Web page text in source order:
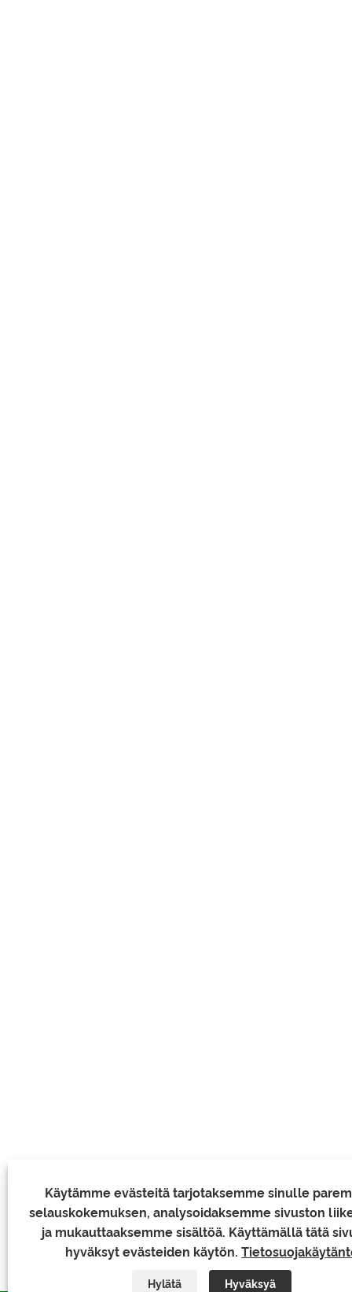
Käytämme evästeitä tarjotaksemme sinulle
selauskokemuksen, analysoidaksemme sivuston
ja mukauttaaksemme sisältöä. Käyttämällä tätä
hyväksyt evästeiden käytön.
Hylätä Hyväksyä